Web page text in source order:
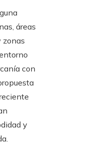
áreas
zonas
con
y